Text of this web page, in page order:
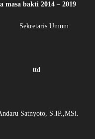
masa bakti 2014 – 2019
Umum
Satnyoto, S.IP.,MSi.